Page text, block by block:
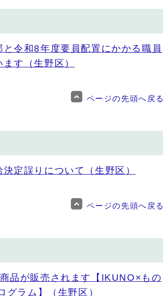
令和8年度要員配置にかかる職員
す（生野区）
ページの先頭へ戻る
定誤りについて（生野区）
ページの先頭へ戻る
品が販売されます【IKUNO×もの
ラム】（生野区）